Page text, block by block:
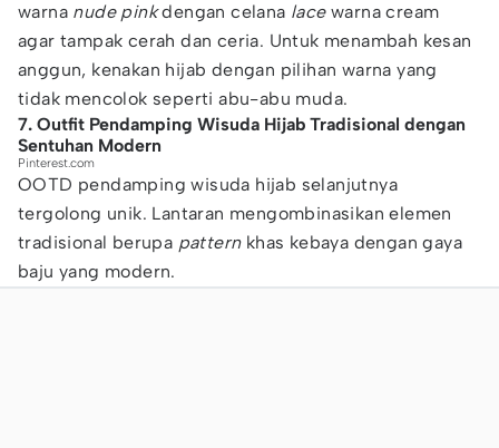
warna nude pinkdengan celana lacewarna cream
agar tampak cerah dan ceria. Untuk menambah kesan
anggun, kenakan hijab dengan pilihan warna yang
tidak mencolok seperti abu-abu muda.
7. Outfit Pendamping Wisuda Hijab Tradisional dengan
Sentuhan Modern
Pinterest.com
OOTD pendamping wisuda hijab selanjutnya
tergolong unik. Lantaran mengombinasikan elemen
tradisional berupa patternkhas kebaya dengan gaya
baju yang modern.